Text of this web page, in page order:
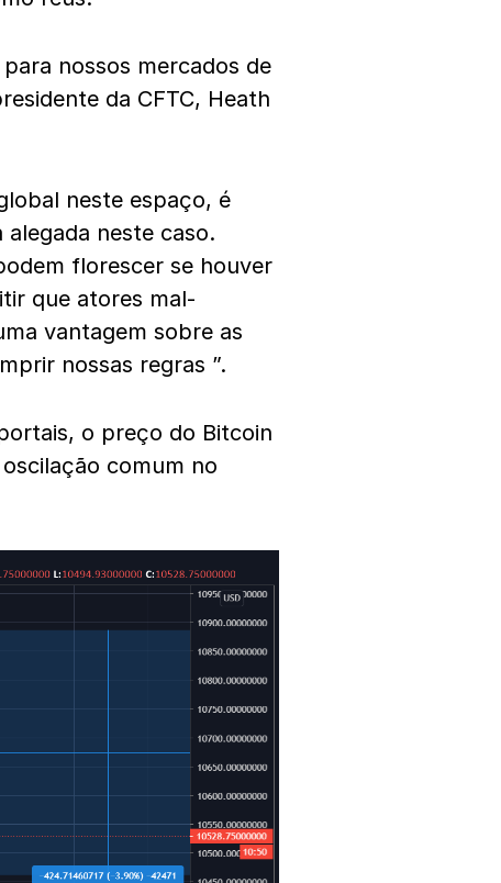
nossos mercados de
da CFTC, Heath
neste espaço, é
alegada neste caso.
florescer se houver
que atores mal-
vantagem sobre as
nossas regras ”.
o preço do Bitcoin
comum no